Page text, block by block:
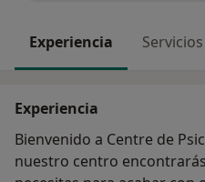
Experiencia
Experiencia
Bienvenido a Centre de
nuestro centro